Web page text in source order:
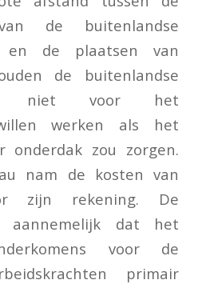
de buitenlandse
en de plaatsen van
de buitenlandse
niet voor het
werken als het
onderdak zou zorgen.
nam de kosten van
zijn rekening. De
aannemelijk dat het
voor de
primair